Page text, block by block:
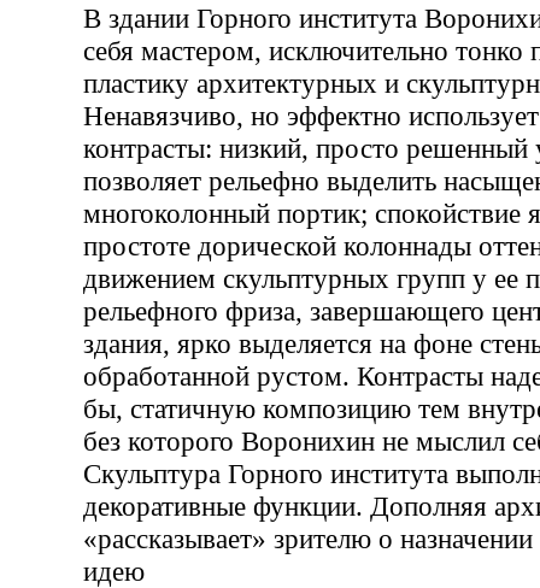
В здании Горного института
себя мастером, исключительно
пластику архитектурных и
Ненавязчиво, но эффектно
контрасты: низкий, просто решенный
позволяет рельефно выделить
многоколонный портик; спокойствие
простоте дорической колоннады
движением скульптурных групп у ее
рельефного фриза, завершающего
здания, ярко выделяется на фоне
обработанной рустом. Контрасты
бы, статичную композицию тем
без которого Воронихин не мыслил
Скульптура Горного института
декоративные функции. Дополняя
«рассказывает» зрителю о
идею